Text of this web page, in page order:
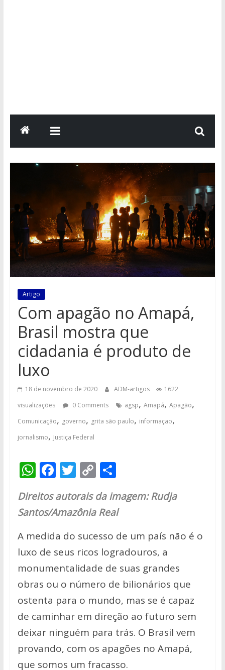
Artigo
Com apagão no Amapá,
Brasil mostra que
cidadania é produto de
luxo
18 de novembro de 2020 ADM-artigos
1622
visualizações
0 Comments agsp, Amapá, Apagão,
Comunicação, governo, grita são paulo, informaçao,
jornalismo, Justiça Federal
W
at
s
A
p
p
F
e
b
o
o
k
T
itt
er
C
o
p
y
Li
n
k
S
ar
e
Direitos autorais da imagem: Rudja
Santos/Amazônia Real
A medida do sucesso de um país não é o
luxo de seus ricos logradouros, a
monumentalidade de suas grandes
obras ou o número de bilionários que
ostenta para o mundo, mas se é capaz
de caminhar em direção ao futuro sem
deixar ninguém para trás. O Brasil vem
provando, com os apagões no Amapá,
que somos um fracasso.